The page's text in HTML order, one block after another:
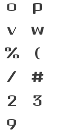
o p
v w
% (
/ #
2 3